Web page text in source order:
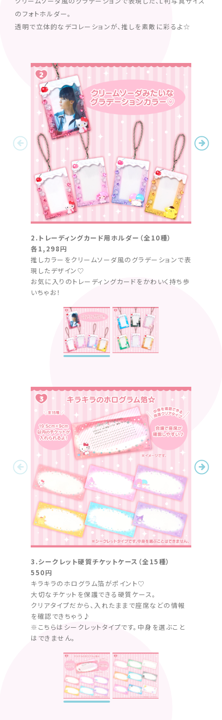
のフォトホルダー。
透明で立体的なデコレーションが、推しを素敵に彩るよ☆
2.トレーディングカード用ホルダー（全10種）
各1,298円
推しカラーをクリームソーダ風のグラデーションで表
現したデザイン♡
お気に入りのトレーディングカードをかわいく持ち歩
いちゃお！
3.シークレット硬質チケットケース（全15種）
550円
キラキラのホログラム箔がポイント♡
大切なチケットを保護できる硬質ケース。
クリアタイプだから、入れたままで座席などの情報
を確認できちゃう♪
※こちらはシークレットタイプです。中身を選ぶこと
はできません。